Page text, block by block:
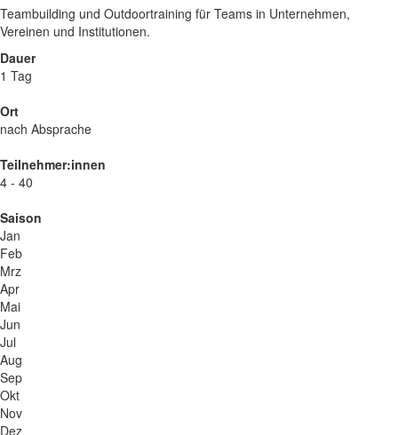
Teambuilding und Outdoortraining für Teams in Unternehmen,
Vereinen und Institutionen.
Dauer
1 Tag
Ort
nach Absprache
Teilnehmer:innen
4 - 40
Saison
Jan
Feb
Mrz
Apr
Mai
Jun
Jul
Aug
Sep
Okt
Nov
Dez